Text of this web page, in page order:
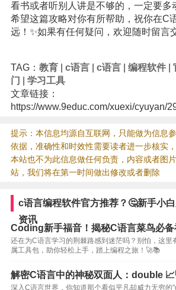
看书或者听别人讲是不够的，一定要多
希望这篇攻略对你有所帮助，祝你在C
远！✨如果有任何疑问，欢迎随时留言
TAG： 教育| c语言| c语言| 编程软件|
门
学习工具
文章链接：
https://www.9educ.com/xuexi/cyuyan/
提示：本信息均源自互联网，只能做为信息
依据，准确性和时效性需要读者进一步核实
本站也不为此信息做任何负责，内容或者图
站，我们将在第一时间做出修改或者删除
c语言编程软件官方推荐？🤔新手小
资讯
Coding新手福音！揭秘C语言菜鸟必
还在为C语言学习的荆棘路感到迷茫吗？别怕，这里
属工具包，助你轻松上手，踏上编程之旅！🚀📚
解密C语言中的神秘双面人：double
深入C语言世界，你知道那个看似平凡却威力无穷的